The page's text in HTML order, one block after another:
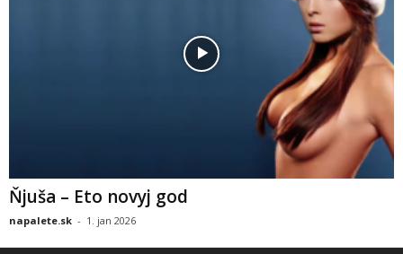
Ňjuša – Eto novyj god
napalete.sk - 1. jan 2026